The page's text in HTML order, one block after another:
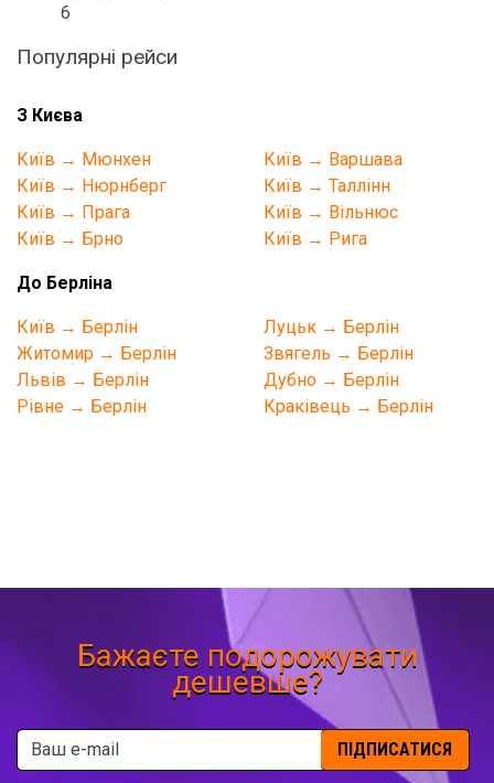
6
Популярні рейси
З Києва
Київ → Мюнхен
Київ → Нюрнберг
Київ → Прага
Київ → Брно
Київ → Варшава
Київ → Таллінн
Київ → Вільнюс
Київ → Рига
До Берліна
Київ → Берлін
Житомир → Берлін
Львів → Берлін
Рівне → Берлін
Луцьк → Берлін
Звягель → Берлін
Дубно → Берлін
Краківець → Берлін
Бажаєте подорожувати
дешевше?
ПІДПИСАТИСЯ